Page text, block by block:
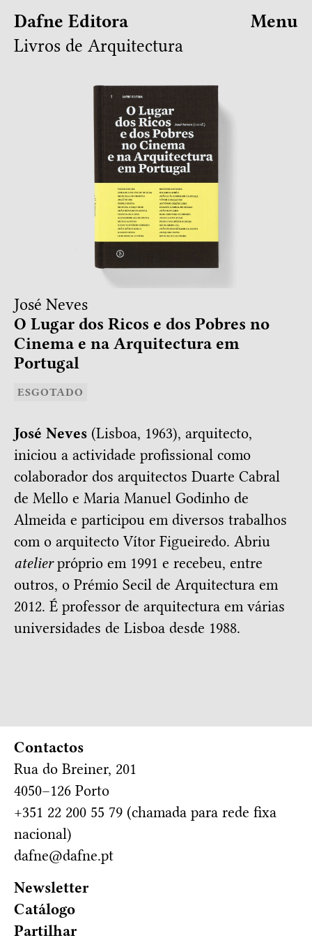
Dafne Editora
Livros de Arquitectura
Menu
José Neves
O Lugar dos Ricos e dos Pobres no
Cinema e na Arquitectura em
Portugal
ESGOTADO
José Neves (Lisboa, 1963), arquitecto,
iniciou a actividade profissional como
colaborador dos arquitectos Duarte Cabral
de Mello e Maria Manuel Godinho de
Almeida e participou em diversos trabalhos
com o arquitecto Vítor Figueiredo. Abriu
atelierpróprio em 1991 e recebeu, entre
outros, o Prémio Secil de Arquitectura em
2012. É professor de arquitectura em várias
universidades de Lisboa desde 1988.
Contactos
Rua do Breiner, 201
4050–126 Porto
+351 22 200 55 79 (chamada para rede fixa
nacional)
dafne@dafne.pt
Newsletter
Catálogo
Partilhar